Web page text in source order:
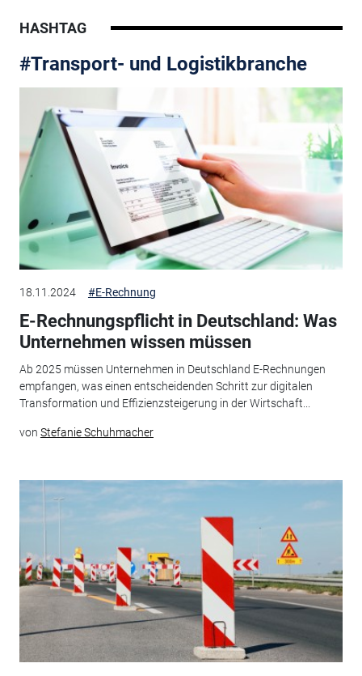
HASHTAG
#Transport- und Logistikbranche
18.11.2024 #E-Rechnung
E-Rechnungspflicht in Deutschland: Was
Unternehmen wissen müssen
Ab 2025 müssen Unternehmen in Deutschland E-Rechnungen
empfangen, was einen entscheidenden Schritt zur digitalen
Transformation und Effizienzsteigerung in der Wirtschaft...
von Stefanie Schuhmacher